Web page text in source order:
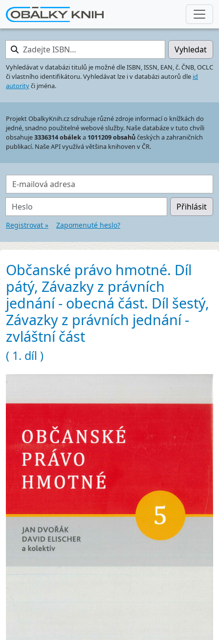
Zadejte ISBN… Vyhledat
Vyhledávat v databázi titulů je možné dle ISBN, ISSN, EAN, č. ČNB, OCLC
či vlastního identifikátoru. Vyhledávat lze i v databázi autorů dle id
autorityči jména.
Projekt ObalkyKnih.cz sdružuje různé zdroje informací o knížkách do
jedné, snadno použitelné webové služby. Naše databáze v tuto chvíli
obsahuje3336314 obáleka 1011209 obsahůčeských a zahraničních
publikací. Naše API využívá většina knihoven v ČR.
E-mailová adresa
Heslo Přihlásit
Registrovat » Zapomenuté heslo?
Občanské právo hmotné. Díl
pátý, Závazky z právních
jednání - obecná část. Díl šestý,
Závazky z právních jednání -
zvláštní část
( 1. díl )